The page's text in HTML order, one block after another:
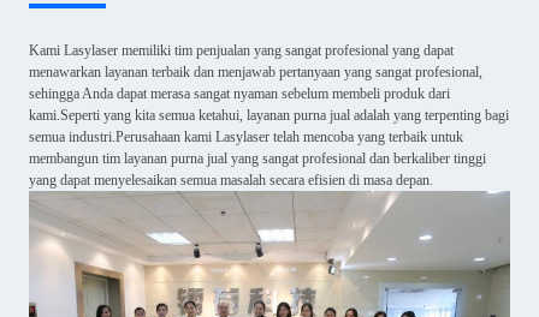
Kami Lasylaser memiliki tim penjualan yang sangat profesional yang dapat
menawarkan layanan terbaik dan menjawab pertanyaan yang sangat profesional,
sehingga Anda dapat merasa sangat nyaman sebelum membeli produk dari
kami.Seperti yang kita semua ketahui, layanan purna jual adalah yang terpenting bagi
semua industri.Perusahaan kami Lasylaser telah mencoba yang terbaik untuk
membangun tim layanan purna jual yang sangat profesional dan berkaliber tinggi
yang dapat menyelesaikan semua masalah secara efisien di masa depan.